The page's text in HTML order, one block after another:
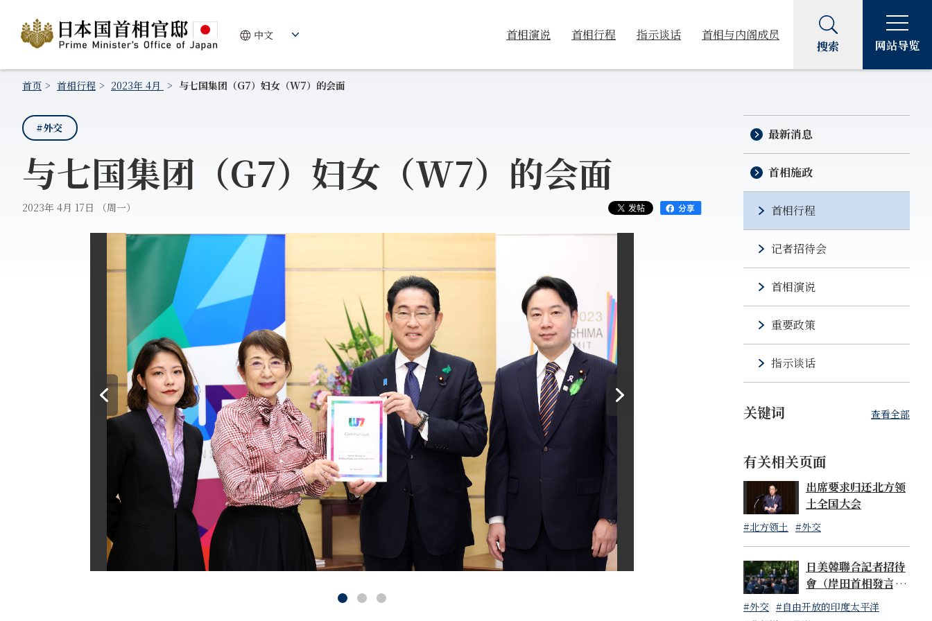
首相演说 首相行程 指示谈话 首相与内阁成员
搜索 网站导览
首页 首相行程 2023年 4月 与七国集团（G7）妇女（W7）的会面
#外交
与七国集团（G7）妇女（W7）的会面
2023年 4月 17日 （周一）
最新消息
首相施政
首相行程
记者招待会
首相演说
重要政策
指示谈话
关键词 查看全部
有关相关页面
出席要求归还北方领
土全国大会
#北方领土 #外交
日美韓聯合記者招待
會（岸田首相發言全
文）
#外交 #自由开放的印度太平洋